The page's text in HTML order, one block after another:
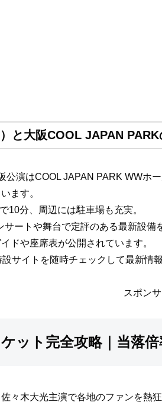
と大阪COOL JAPAN PARK
演はCOOL JAPAN PARK WW
ます。
10分、周辺には駐車場も充実。
ートや舞台で定評のある最新設備
ドや座席表が公開されています。
サイトを随時チェックして最新情
スポン
ット完全攻略｜当落
々木大光主演で各地のファンを熱